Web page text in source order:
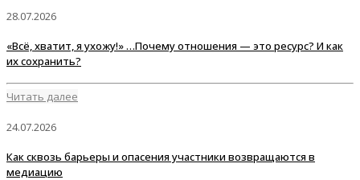
28.07.2026
«Всё, хватит, я ухожу!» …Почему отношения — это ресурс? И как
их сохранить?
Читать далее
24.07.2026
Как сквозь барьеры и опасения участники возвращаются в
медиацию